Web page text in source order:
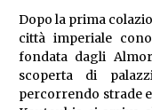
Dopo la prima
città imperiale
fondata dagli
scoperta di
percorrendo strade